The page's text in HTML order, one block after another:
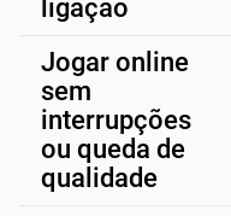
ligação
Jogar online
sem
interrupções
ou queda de
qualidade